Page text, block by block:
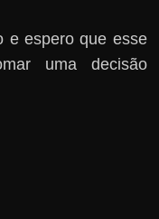
e espero que esse
uma decisão